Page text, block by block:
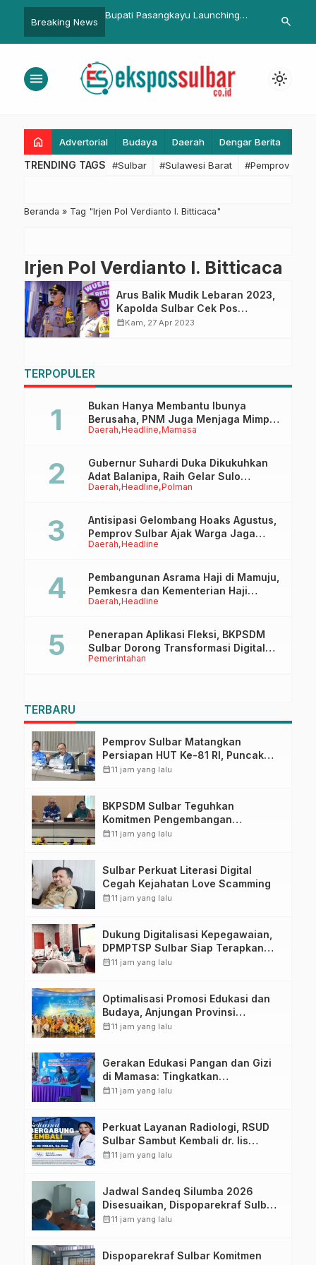
Breaking News
Pelayanan Ibu dan
Bupati Pasangkayu Launching
Bapperida
Mamuju
search
menu light_mode
home Advertorial Budaya Daerah Dengar Berita
TRENDING TAGS #Sulbar #Sulawesi Barat #Pemprov
Beranda » Tag "Irjen Pol Verdianto I. Bitticaca"
Irjen Pol Verdianto I. Bitticaca
Arus Balik Mudik Lebaran 2023,
Kapolda Sulbar Cek Pos
Pengamanan Lintas Provinsi
calendar_monthKam, 27 Apr 2023
TERPOPULER
Daerah Headline Mamasa
Bukan Hanya Membantu Ibunya
Berusaha, PNM Juga Menjaga Mimpi
Anaknya Untuk Menggapai Cita-Cita
Daerah Headline Polman
Gubernur Suhardi Duka Dikukuhkan
Adat Balanipa, Raih Gelar Sulo
Tappidena
Daerah Headline
Antisipasi Gelombang Hoaks Agustus,
Pemprov Sulbar Ajak Warga Jaga
Ruang Digital
Daerah Headline
Pembangunan Asrama Haji di Mamuju,
Pemkesra dan Kementerian Haji
Sulbar Tinjau Lokasi
Pemerintahan
Penerapan Aplikasi Fleksi, BKPSDM
Sulbar Dorong Transformasi Digital
Sistem Kehadiran ASN
TERBARU
Pemprov Sulbar Matangkan
Persiapan HUT Ke-81 RI, Puncak
Upacara di Lapangan Ahmad
calendar_month11 jam yang lalu
BKPSDM Sulbar Teguhkan
Komitmen Pengembangan
Kompetensi ASN melalui
calendar_month11 jam yang lalu
Sulbar Perkuat Literasi Digital
Cegah Kejahatan Love Scamming
calendar_month11 jam yang lalu
Dukung Digitalisasi Kepegawaian,
DPMPTSP Sulbar Siap Terapkan
Aplikasi FLEKSI ASN
calendar_month11 jam yang lalu
Optimalisasi Promosi Edukasi dan
Budaya, Anjungan Provinsi
Sulawesi Barat Perkuat Kolaborasi
calendar_month11 jam yang lalu
Gerakan Edukasi Pangan dan Gizi
di Mamasa: Tingkatkan
Pengetahuan dan Keterampilan
calendar_month11 jam yang lalu
Perkuat Layanan Radiologi, RSUD
Sulbar Sambut Kembali dr. Iis
Imelda, Sp.Rad
calendar_month11 jam yang lalu
Jadwal Sandeq Silumba 2026
Disesuaikan, Dispoparekraf Sulbar
Pastikan Persiapan Tetap
calendar_month11 jam yang lalu
Dispoparekraf Sulbar Komitmen